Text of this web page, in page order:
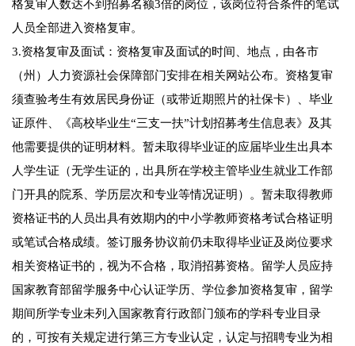
格复审人数达不到招募名额3倍的岗位，该岗位符合条件的笔试
人员全部进入资格复审。
3.资格复审及面试：资格复审及面试的时间、地点，由各市
（州）人力资源社会保障部门安排在相关网站公布。资格复审
须查验考生有效居民身份证（或带近期照片的社保卡）、毕业
证原件、《高校毕业生“三支一扶”计划招募考生信息表》及其
他需要提供的证明材料。暂未取得毕业证的应届毕业生出具本
人学生证（无学生证的，出具所在学校主管毕业生就业工作部
门开具的院系、学历层次和专业等情况证明）。暂未取得教师
资格证书的人员出具有效期内的中小学教师资格考试合格证明
或笔试合格成绩。签订服务协议前仍未取得毕业证及岗位要求
相关资格证书的，视为不合格，取消招募资格。留学人员应持
国家教育部留学服务中心认证学历、学位参加资格复审，留学
期间所学专业未列入国家教育行政部门颁布的学科专业目录
的，可按有关规定进行第三方专业认定，认定与招聘专业为相